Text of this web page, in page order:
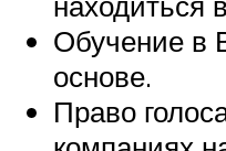
Обучение в
основе.
Право